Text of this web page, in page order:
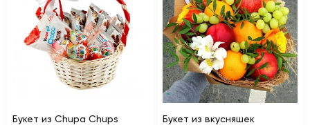
Букет из Chupa Chups Букет из вкусняшек